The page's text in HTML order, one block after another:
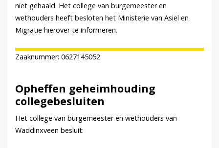
niet gehaald. Het college van burgemeester en
wethouders heeft besloten het Ministerie van Asiel en
Migratie hierover te informeren.
Zaaknummer: 0627145052
Opheffen geheimhouding
collegebesluiten
Het college van burgemeester en wethouders van
Waddinxveen besluit: